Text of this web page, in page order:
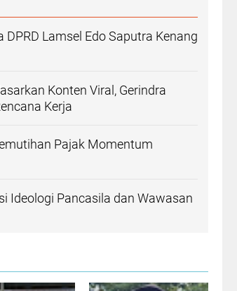
Lamsel Edo Saputra Kenang
Konten Viral, Gerindra
Kerja
Pajak Momentum
Ideologi Pancasila dan Wawasan